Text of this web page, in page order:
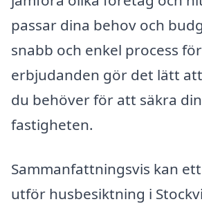
passar dina behov och
snabb och enkel process
erbjudanden gör det lätt
du behöver för att säkra
fastigheten.
Sammanfattningsvis kan
utför husbesiktning i